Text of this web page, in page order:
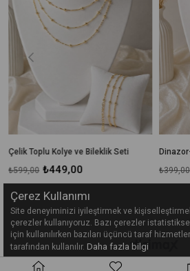
Çelik Toplu Kolye ve Bileklik Seti
₺449,00
₺599,00 ₺399,00
Çerez Kullanımı
Site deneyiminizi iyileştirmek ve
çerezler kullanıyoruz. Bazı çerezler
için kullanılırken bazıları üçüncü taraf hizmetler
tarafından kullanılır. Daha fazla bilgi